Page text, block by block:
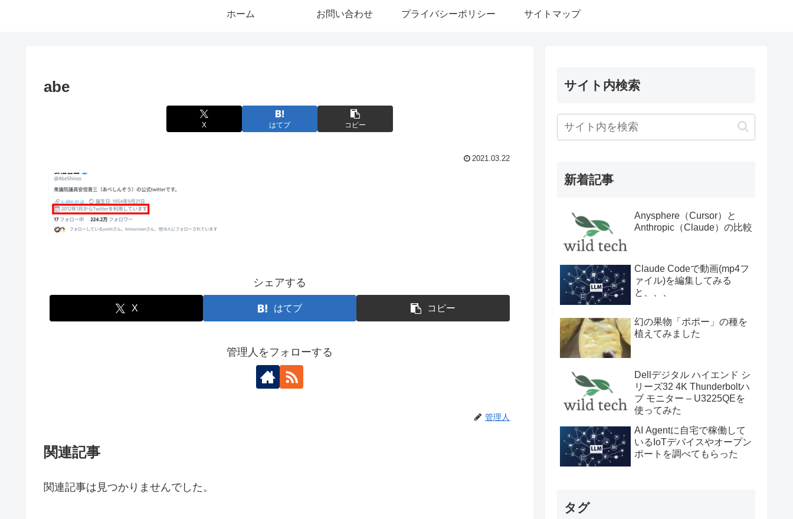
ホーム お問い合わせ プライバシーポリシー サイトマップ
abe
X はてブ コピー
2021.03.22
シェアする
X はてブ コピー
管理人をフォローする
管理人
関連記事
関連記事は見つかりませんでした。
サイト内検索
新着記事
Anysphere（Cursor）と
Anthropic（Claude）の比較
Claude Codeで動画(mp4フ
ァイル)を編集してみる
と、、、
幻の果物「ポポー」の種を
植えてみました
Dellデジタル ハイエンド シ
リーズ32 4K Thunderboltハ
ブ モニター – U3225QEを
使ってみた
AI Agentに自宅で稼働して
いるIoTデバイスやオープン
ポートを調べてもらった
タグ